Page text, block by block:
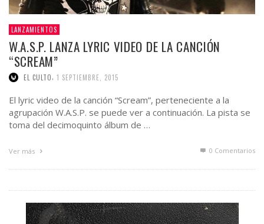
LANZAMIENTOS
W.A.S.P. LANZA LYRIC VIDEO DE LA CANCIÓN
“SCREAM”
EL CULTO, 1 SEPTIEMBRE, 2015
El lyric video de la canción “Scream”, perteneciente a la
agrupación W.A.S.P. se puede ver a continuación. La pista se
toma del decimoquinto álbum de …
Ver más 0 Comentarios